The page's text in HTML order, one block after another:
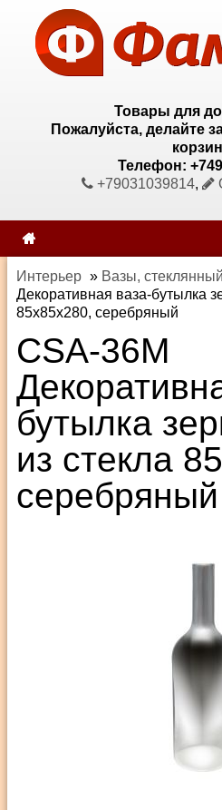
Товары для
Пожалуйста, делайте
Телефон:
+79031039814,
Интерьер » Вазы,
Декоративная ваза-бутылка
85х85х280, серебряный
CSA-36M
бутылка
из стекла
серебряный